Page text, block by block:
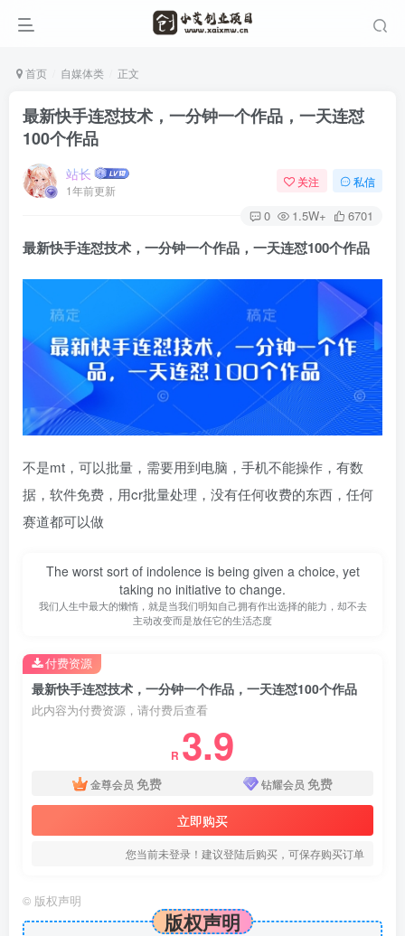
首页 自媒体类 正文
最新快手连怼技术，一分钟一个作品，一天连怼
100个作品
站长
1年前更新
关注 私信
0 1.5W+ 6701
最新快手连怼技术 ，一分钟一个作品，一天连怼100个作品
不是mt，可以批量，需要用到电脑，手机不能操作，有数
据，软件免费，用cr批量处理，没有任何收费的东西，任何
赛道都可以做
The worst sort of indolence is being given a choice, yet
taking no initiative to change.
我们人生中最大的懒惰，就是当我们明知自己拥有作出选择的能力，却不去
主动改变而是放任它的生活态度
最新快手连怼技术，一分钟一个作品，一天连怼100个作品
此内容为付费资源，请付费后查看
R 3.9
金尊会员 免费 钻耀会员 免费
立即购买
您当前未登录！建议登陆后购买，可保存购买订单
付费资源
© 版权声明
版权声明